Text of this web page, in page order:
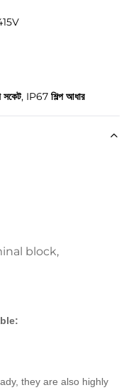
, IP67 শিল্প আধার
block,
they are also highly